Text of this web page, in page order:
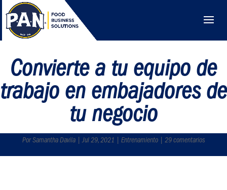
Convierte a tu equipo de
trabajo en embajadores de
tu negocio
Por Samantha Davila | Jul 29, 2021 | Entrenamiento | 29 comentarios